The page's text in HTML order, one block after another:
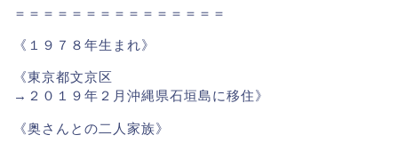
＝＝＝＝＝＝＝＝＝＝＝＝＝＝＝
《１９７８年生まれ》
《東京都文京区
→２０１９年２月沖縄県石垣島に移住》
《奥さんとの二人家族》